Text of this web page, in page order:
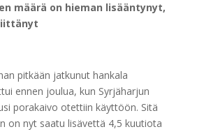
määrä on hieman lisääntynyt,
pitkään jatkunut hankala
ennen joulua, kun Syrjäharjun
porakaivo otettiin käyttöön. Sitä
on nyt saatu lisävettä 4,5 kuutiota